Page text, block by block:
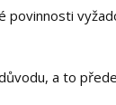
povinnosti
a to